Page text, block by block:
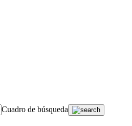
Cuadro de búsqueda